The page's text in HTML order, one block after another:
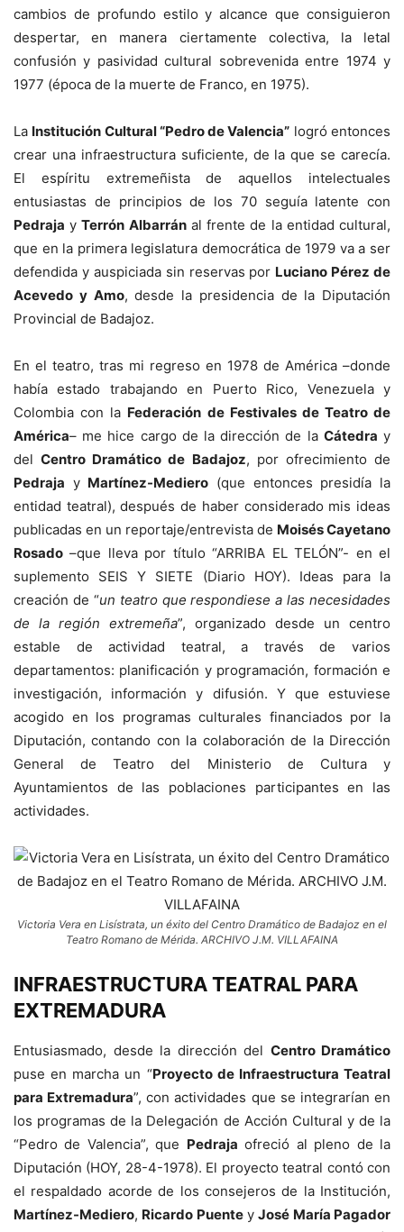
cambios de profundo estilo y alcance que consiguieron
despertar, en manera ciertamente colectiva, la letal
confusión y pasividad cultural sobrevenida entre 1974 y
1977 (época de la muerte de Franco, en 1975).
La Institución Cultural “Pedro de Valencia” logró entonces
crear una infraestructura suficiente, de la que se carecía.
El espíritu extremeñista de aquellos intelectuales
entusiastas de principios de los 70 seguía latente con
Pedraja yTerrón Albarránal frente de la entidad cultural,
que en la primera legislatura democrática de 1979 va a ser
defendida y auspiciada sin reservas por Luciano Pérez de
Acevedo y Amo, desde la presidencia de la Diputación
Provincial de Badajoz.
En el teatro, tras mi regreso en 1978 de América –donde
había estado trabajando en Puerto Rico, Venezuela y
Colombia con la Federación de Festivales de Teatro de
América– me hice cargo de la dirección de la Cátedra y
delCentro Dramático de Badajoz, por ofrecimiento de
Pedraja y Martínez-Mediero (que entonces presidía la
entidad teatral), después de haber considerado mis ideas
publicadas en un reportaje/entrevista de Moisés Cayetano
Rosado –que lleva por título “ARRIBA EL TELÓN”- en el
suplemento SEIS Y SIETE (Diario HOY). Ideas para la
creación de “un teatro que respondiese a las necesidades
de la región extremeña”, organizado desde un centro
estable de actividad teatral, a través de varios
departamentos: planificación y programación, formación e
investigación, información y difusión. Y que estuviese
acogido en los programas culturales financiados por la
Diputación, contando con la colaboración de la Dirección
General de Teatro del Ministerio de Cultura y
Ayuntamientos de las poblaciones participantes en las
actividades.
Victoria Vera en Lisístrata, un éxito del Centro Dramático de Badajoz en el
Teatro Romano de Mérida. ARCHIVO J.M. VILLAFAINA
INFRAESTRUCTURA TEATRAL PARA
EXTREMADURA
Entusiasmado, desde la dirección del Centro Dramático
puse en marcha un “Proyecto de Infraestructura Teatral
para Extremadura”, con actividades que se integrarían en
los programas de la Delegación de Acción Cultural y de la
“Pedro de Valencia”, que Pedraja ofreció al pleno de la
Diputación (HOY, 28-4-1978). El proyecto teatral contó con
el respaldado acorde de los consejeros de la Institución,
Martínez-Mediero, Ricardo PuenteyJosé María Pagador